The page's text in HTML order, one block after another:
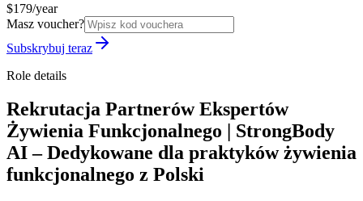
$179/year
Masz voucher?
Subskrybuj teraz
Role details
Rekrutacja Partnerów Ekspertów
Żywienia Funkcjonalnego | StrongBody
AI – Dedykowane dla praktyków żywienia
funkcjonalnego z Polski